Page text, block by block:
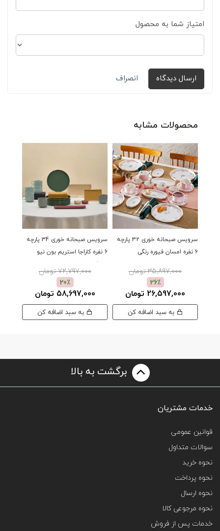
امتیاز شما به محصول
ارسال دیدگاه انصراف
محصولات مشابه
سرویس صبحانه خوری 32 پارچه
۶ نفره امسان فیوره رنگی
35,897,000 تومان
26٪
26,597,000 تومان
سرویس صبحانه خوری 34 پارچه
6 نفره کاراجا استریم بون نیو
موناکو
72,797,000 تومان
20٪
58,697,000 تومان
برگشت به بالا
خدمات مشتریان
قوانین عمومی
سوالات متداول
نحوه خرید
نحوه پرداخت
نحوه ارسال
نحوه مرجوعی کالا
خدمات پس از فروش